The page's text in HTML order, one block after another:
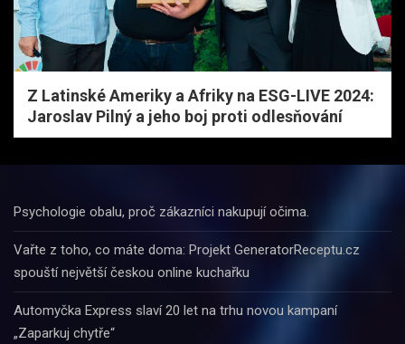
Z Latinské Ameriky a Afriky na ESG-LIVE 2024:
Jaroslav Pilný a jeho boj proti odlesňování
Psychologie obalu, proč zákazníci nakupují očima.
Vařte z toho, co máte doma: Projekt GeneratorReceptu.cz
spouští největší českou online kuchařku
Automyčka Express slaví 20 let na trhu novou kampaní
„Zaparkuj chytře“